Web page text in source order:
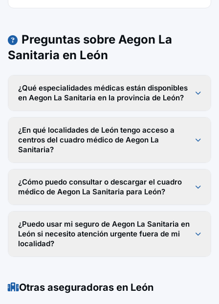
Preguntas sobre Aegon La
Sanitaria en León
¿Qué especialidades médicas están disponibles
en Aegon La Sanitaria en la provincia de León?
¿En qué localidades de León tengo acceso a
centros del cuadro médico de Aegon La
Sanitaria?
¿Cómo puedo consultar o descargar el cuadro
médico de Aegon La Sanitaria para León?
¿Puedo usar mi seguro de Aegon La Sanitaria en
León si necesito atención urgente fuera de mi
localidad?
Otras aseguradoras en León